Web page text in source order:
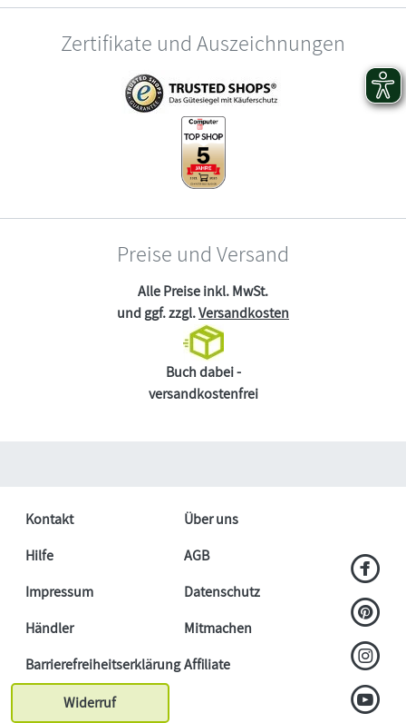
Zertifikate und Auszeichnungen
Preise und Versand
Alle Preise inkl. MwSt.
und ggf. zzgl.Versandkosten
Buch dabei -
versandkostenfrei
Kontakt
Über uns
Hilfe
AGB
Impressum
Datenschutz
Händler
Mitmachen
BarrierefreiheitserklärungAffiliate
Widerruf